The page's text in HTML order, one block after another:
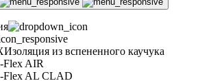
Изоляция из вспененного каучука
Flex AIR
Flex AL CLAD